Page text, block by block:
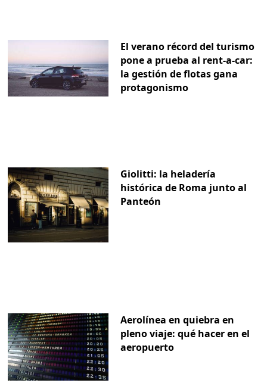
El verano récord del turismo
pone a prueba al rent-a-car:
la gestión de flotas gana
protagonismo
Giolitti: la heladería
histórica de Roma junto al
Panteón
Aerolínea en quiebra en
pleno viaje: qué hacer en el
aeropuerto